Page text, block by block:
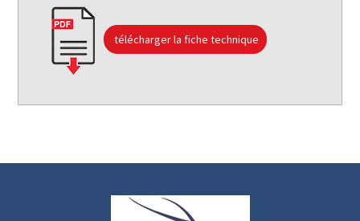
télécharger la fiche technique